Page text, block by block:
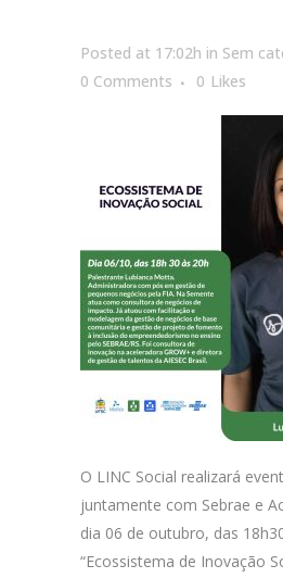
Posted at 17:02h in Sem
0 Comments
0 Likes
O LINC Social realizará
juntamente com Sebrae e
dia 06 de outubro, das
“Ecossistema de Inovação